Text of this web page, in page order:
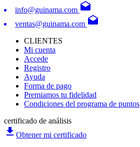
info@guinama.com drafts
ventas@guinama.com drafts
CLIENTES
Mi cuenta
Accede
Registro
Ayuda
Forma de pago
Premiamos tu fidelidad
Condiciones del programa de puntos
certificado de análisis
file_download Obtener mi certificado